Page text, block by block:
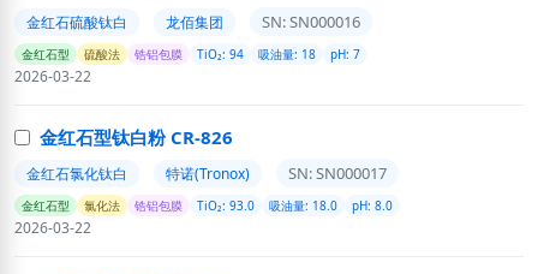
金红石硫酸钛白 龙佰集团 SN: SN000016
金红石型 硫酸法 锆铝包膜 TiO₂: 94 吸油量: 18 pH: 7
2026-03-22
金红石型钛白粉 CR-826
金红石氯化钛白 特诺(Tronox) SN: SN000017
金红石型 氯化法 锆铝包膜 TiO₂: 93.0 吸油量: 18.0 pH: 8.0
2026-03-22